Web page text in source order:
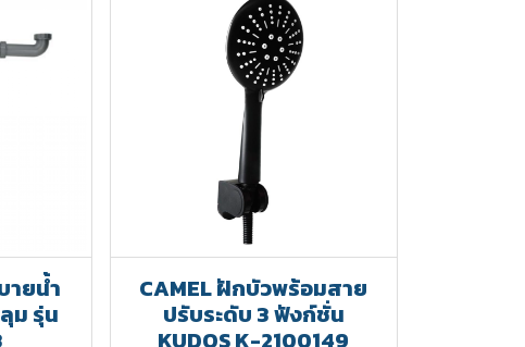
ายน้ำ
ม รุ่น
CAMEL ฝักบัวพร้อมสาย
ปรับระดับ 3 ฟังก์ชั่น
KUDOS K-2100149